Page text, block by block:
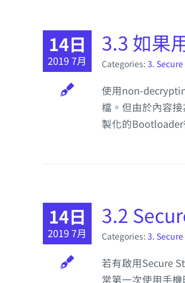
14日
2019 7月
3.3 如果
Categories: 3.
使用non-
檔。但由於內容
製化的
14日
2019 7月
3.2
Categories: 3.
若有啟用Secure
常第一次使用手